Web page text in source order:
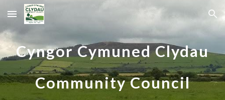
Skip to main content Skip to navigation
Cyngor Cymuned Clydau
Community Council